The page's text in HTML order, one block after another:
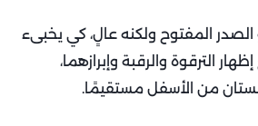
المفتوح ولكنه عالٍ، كي يخبىء
الترقوة والرقبة وإبرازهما،
من الأسفل مستقيمًا.